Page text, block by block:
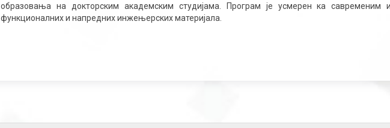
образовања на докторским академским студијама. Програм је усмерен ка савременим
функционалних и напредних инжењерских материјала.